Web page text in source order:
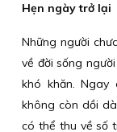
Hẹn ngày trở lại
Những người
về đời sống
khó khăn. Ngay
không còn dồi
có thể thu về số